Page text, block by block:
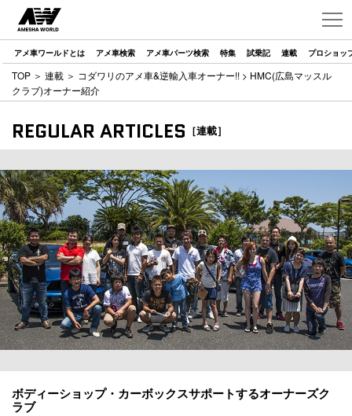
アメ車ワールドとは アメ車検索 アメ車パーツ検索 特集 試乗記 連載 プロショッ
TOP ＞ 連載 ＞ コダワリのアメ車&逆輸入車オーナー!! > HMC(広島マッスル
クラブ)オーナー紹介
REGULAR ARTICLES ［連載］
ボディーショップ・カーボックスサポートするオーナーズク
ラブ